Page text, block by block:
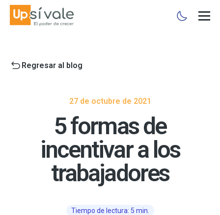
Regresar al blog
27 de octubre de 2021
5 formas de
incentivar a los
trabajadores
Tiempo de lectura: 5 min.